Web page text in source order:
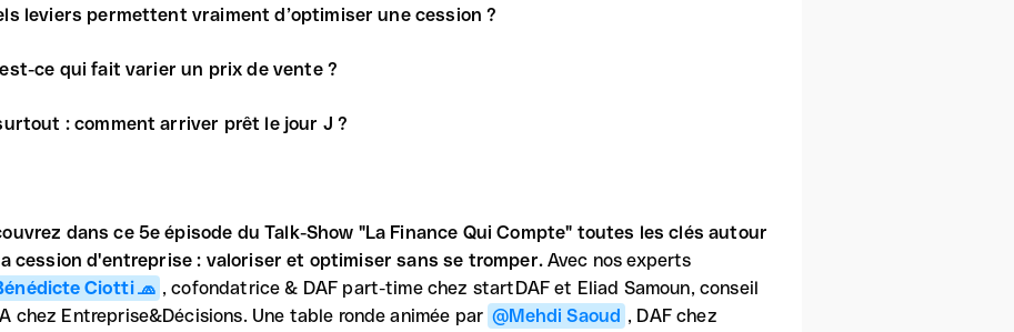
leviers permettent vraiment d’optimiser une cession ?
ce qui fait varier un prix de vente ?
: comment arriver prêt le jour J ?
dans ce 5e épisode du Talk-Show "La Finance Qui Compte" toutes les clés autour
cession d'entreprise : valoriser et optimiser sans se tromper.Avec nos experts
Ciotti 🧢 , cofondatrice & DAF part-time chez startDAF et Eliad Samoun, conseil
chez Entreprise&Décisions. Une table ronde animée par @Mehdi Saoud , DAF chez